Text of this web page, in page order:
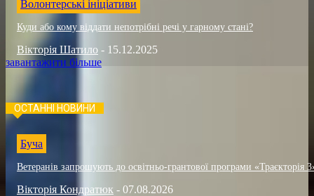
Волонтерські ініціативи
Куди або кому віддати непотрібні речі у гарному стані?
Вікторія Шатило - 15.12.2025
завантажити більше
ОСТАННІ НОВИНИ
Буча
Ветеранів запрошують до освітньо-грантової програми «Траєкторія
Вікторія Кондратюк - 07.08.2026